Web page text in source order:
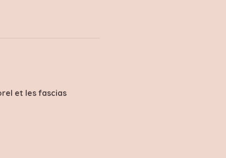
et les fascias